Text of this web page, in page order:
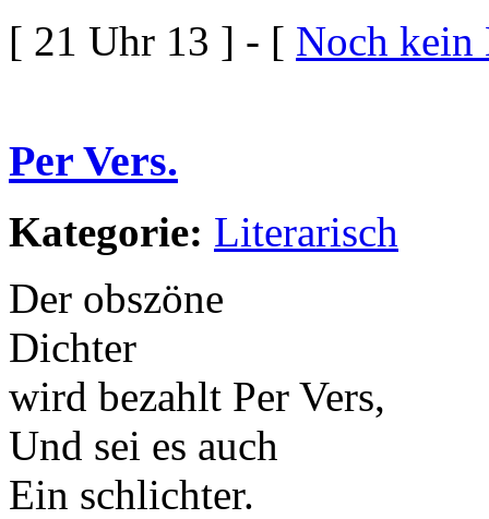
[ 21 Uhr 13 ] - [ Noch kein
Per Vers.
Kategorie: Literarisch
Der obszöne
Dichter
wird bezahlt Per Vers,
Und sei es auch
Ein schlichter.